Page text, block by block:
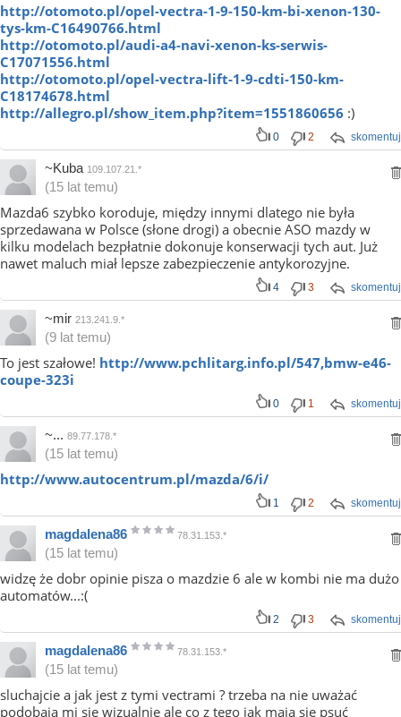
http://otomoto.pl/opel-vectra-1-9-150-km-bi-xenon-130-
tys-km-C16490766.html
http://otomoto.pl/audi-a4-navi-xenon-ks-serwis-
C17071556.html
http://otomoto.pl/opel-vectra-lift-1-9-cdti-150-km-
C18174678.html
http://allegro.pl/show_item.php?item=1551860656 :)
skomentuj
0 2
~Kuba 109.107.21.*
(15 lat temu)
Mazda6 szybko koroduje, między innymi dlatego nie była
sprzedawana w Polsce (słone drogi) a obecnie ASO mazdy w
kilku modelach bezpłatnie dokonuje konserwacji tych aut. Już
nawet maluch miał lepsze zabezpieczenie antykorozyjne.
skomentuj
4 3
~mir 213.241.9.*
(9 lat temu)
To jest szałowe! http://www.pchlitarg.info.pl/547,bmw-e46-
coupe-323i
skomentuj
0 1
~... 89.77.178.*
(15 lat temu)
http://www.autocentrum.pl/mazda/6/i/
skomentuj
1 2
magdalena86 78.31.153.*
(15 lat temu)
widzę że dobr opinie pisza o mazdzie 6 ale w kombi nie ma dużo
automatów...:(
skomentuj
2 3
magdalena86 78.31.153.*
(15 lat temu)
sluchajcie a jak jest z tymi vectrami ? trzeba na nie uważać
podobają mi sie wizualnie ale co z tego jak mają sie psuć